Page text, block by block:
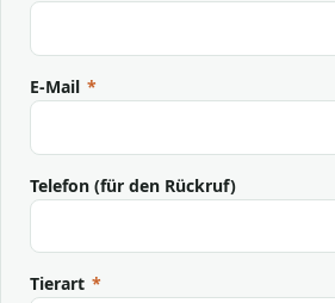
E-Mail *
Telefon (für den Rückruf)
Tierart *